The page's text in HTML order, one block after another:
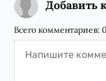
Добавить
Всего комментариев: 0